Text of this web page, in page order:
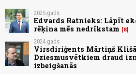
2025.gads
Edvards Ratnieks: Lāpīt
rēķina mēs nedrīkstam
8
2024.gads
Virsdiriģents Mārtiņš
Dziesmusvētkiem draud
izbeigšanās